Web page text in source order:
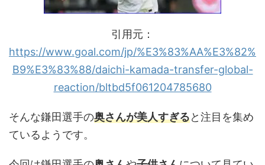
引用元：
https://www.goal.com/jp/%E3%83%AA%E3%82%
B9%E3%83%88/daichi-kamada-transfer-global-
reaction/bltbd5f061204785680
そんな鎌田選手の奥さんが美人すぎると注目を集め
ているようです。